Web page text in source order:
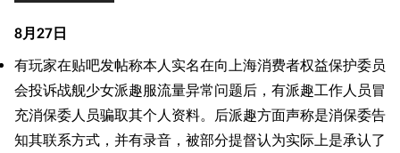
8月27日
有玩家在贴吧发帖称本人实名在向上海消费者权益保护委员
会投诉战舰少女派趣服流量异常问题后，有派趣工作人员冒
充消保委人员骗取其个人资料。后派趣方面声称是消保委告
知其联系方式，并有录音，被部分提督认为实际上是承认了